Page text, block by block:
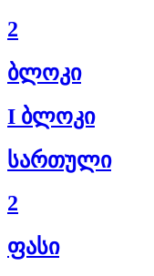
2
ბლოკი
I ბლოკი
სართული
2
ფასი